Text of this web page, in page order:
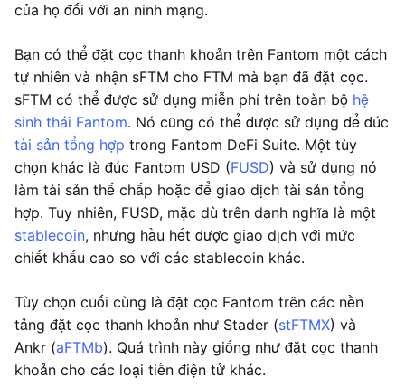
của họ đối với an ninh mạng.
Bạn có thể đặt cọc thanh khoản trên Fantom một cách
tự nhiên và nhận sFTM cho FTM mà bạn đã đặt cọc.
sFTM có thể được sử dụng miễn phí trên toàn bộ hệ
sinh thái Fantom. Nó cũng có thể được sử dụng để đúc
tài sản tổng hợp trong Fantom DeFi Suite. Một tùy
chọn khác là đúc Fantom USD (FUSD) và sử dụng nó
làm tài sản thế chấp hoặc để giao dịch tài sản tổng
hợp. Tuy nhiên, FUSD, mặc dù trên danh nghĩa là một
stablecoin, nhưng hầu hết được giao dịch với mức
chiết khấu cao so với các stablecoin khác.
Tùy chọn cuối cùng là đặt cọc Fantom trên các nền
tảng đặt cọc thanh khoản như Stader (stFTMX) và
Ankr (aFTMb). Quá trình này giống như đặt cọc thanh
khoản cho các loại tiền điện tử khác.